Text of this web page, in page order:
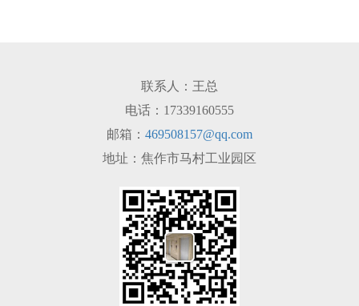
联系人：王总
电话：17339160555
邮箱： 469508157@qq.com
地址：焦作市马村工业园区